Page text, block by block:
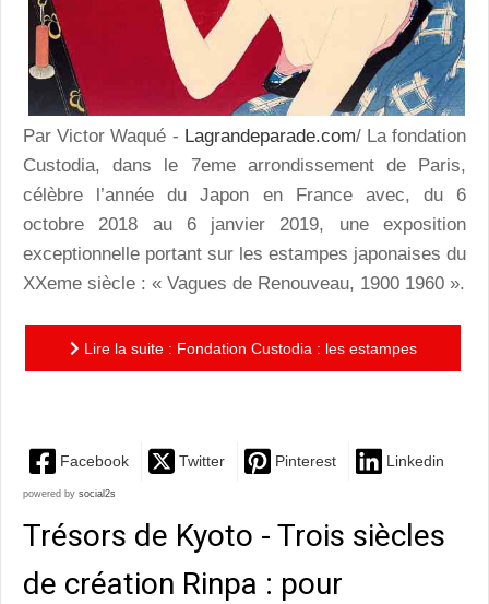
Par Victor Waqué - Lagrandeparade.com/ La fondation
Custodia, dans le 7eme arrondissement de Paris,
célèbre l’année du Japon en France avec, du 6
octobre 2018 au 6 janvier 2019, une exposition
exceptionnelle portant sur les estampes japonaises du
XXeme siècle : « Vagues de Renouveau, 1900 1960 ».
Lire la suite : Fondation Custodia : les estampes
Facebook Twitter Pinterest Linkedin
powered by social2s
Trésors de Kyoto - Trois siècles
de création Rinpa : pour